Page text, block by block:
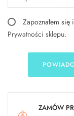
Zapoznałem się
Prywatności sklepu.
ZAMÓW